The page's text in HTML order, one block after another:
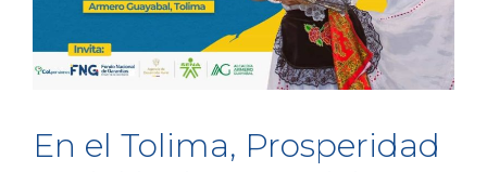
En el Tolima, Prosperidad